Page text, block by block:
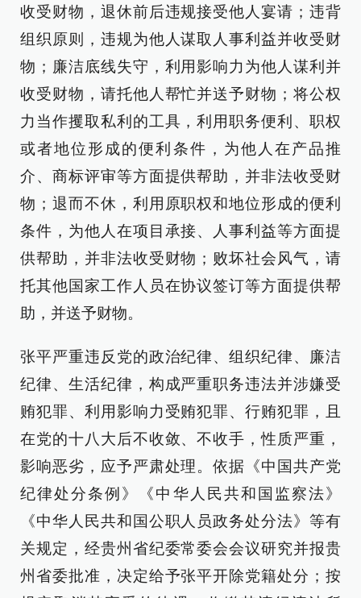
收受财物，退休前后违规接受他人宴请；违背
组织原则，违规为他人谋取人事利益并收受财
物；廉洁底线失守，利用影响力为他人谋利并
收受财物，请托他人帮忙并送予财物；将公权
力当作攫取私利的工具，利用职务便利、职权
或者地位形成的便利条件，为他人在产品推
介、商标评审等方面提供帮助，并非法收受财
物；退而不休，利用原职权和地位形成的便利
条件，为他人在项目承接、人事利益等方面提
供帮助，并非法收受财物；败坏社会风气，请
托其他国家工作人员在协议签订等方面提供帮
助，并送予财物。
张平严重违反党的政治纪律、组织纪律、廉洁
纪律、生活纪律，构成严重职务违法并涉嫌受
贿犯罪、利用影响力受贿犯罪、行贿犯罪，且
在党的十八大后不收敛、不收手，性质严重，
影响恶劣，应予严肃处理。依据《中国共产党
纪律处分条例》《中华人民共和国监察法》
《中华人民共和国公职人员政务处分法》等有
关规定，经贵州省纪委常委会会议研究并报贵
州省委批准，决定给予张平开除党籍处分；按